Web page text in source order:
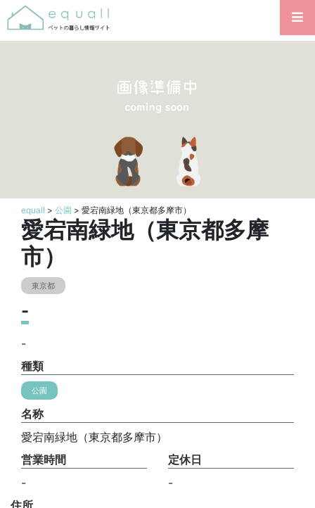
equall > 公園 > 愛宕南緑地（東京都多摩市）
愛宕南緑地（東京都多摩
市）
東京都
-
-
種類
公園
名称
愛宕南緑地（東京都多摩市）
営業時間
-
定休日
-
住所